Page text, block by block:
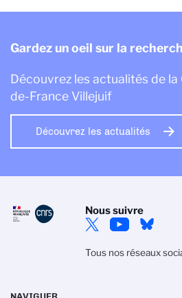
Gardez un oeil sur la
Découvrez les actualités de
de-France Villejuif
Découvrez les actualités
Nous suivre
Tous nos réseaux